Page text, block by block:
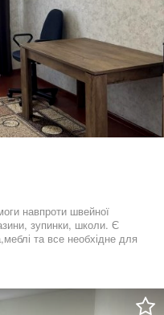
навпроти швейної
зупинки, школи. Є
та все необхідне для
за перший і останній
покази у любий вільний